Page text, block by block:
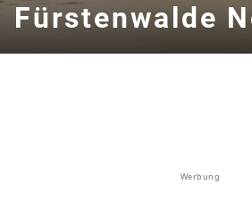
Fürstenwalde
Werbung